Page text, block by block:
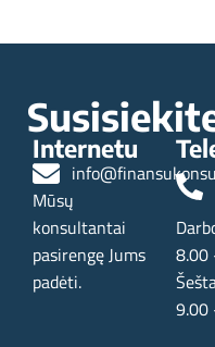
Internetu
Mūsų
konsultantai
pasirengę Jums
padėti.
8.00
9.00